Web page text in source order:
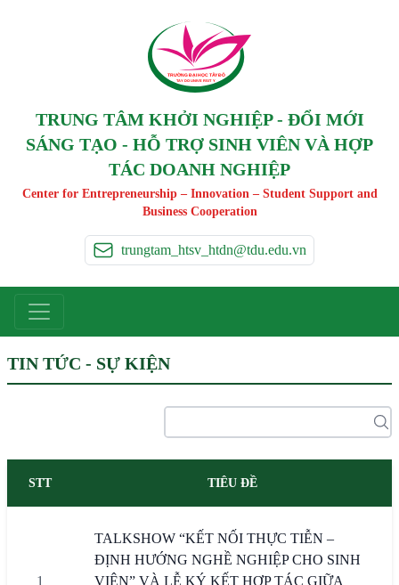
TRƯỜNG ĐẠI HỌC TÂY ĐÔ
TAY DO UNIVERSIT Y
TRUNG TÂM KHỞI NGHIỆP - ĐỔI MỚI
SÁNG TẠO - HỖ TRỢ SINH VIÊN VÀ HỢP
TÁC DOANH NGHIỆP
Center for Entrepreneurship – Innovation – Student Support and
Business Cooperation
trungtam_htsv_htdn@tdu.edu.vn
TIN TỨC - SỰ KIỆN
STT TIÊU ĐỀ
1
TALKSHOW “KẾT NỐI THỰC TIỄN –
ĐỊNH HƯỚNG NGHỀ NGHIỆP CHO SINH
VIÊN” VÀ LỄ KÝ KẾT HỢP TÁC GIỮA